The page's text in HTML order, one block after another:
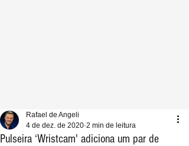
Pulseira ‘Wristcam' adiciona um par de
Rafael de Angeli
4 de dez. de 2020 2 min de leitura